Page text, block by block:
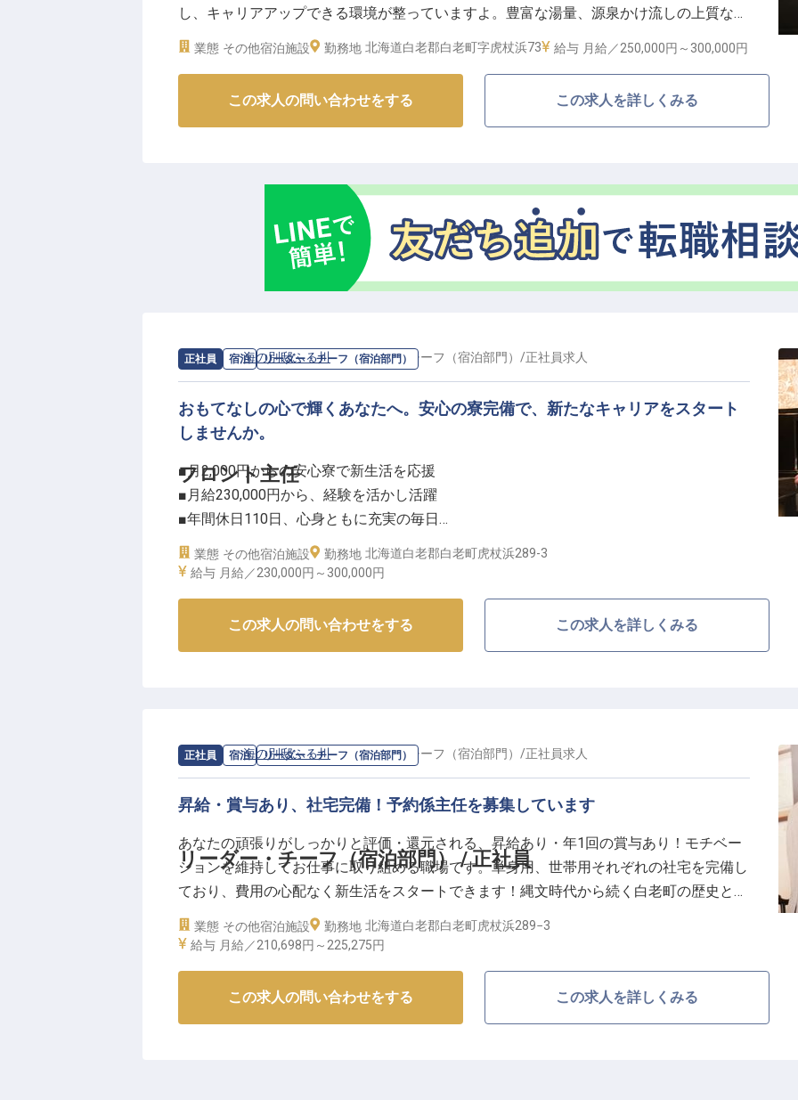
し、キャリアアップできる環境が整っていますよ。豊富な湯量、源泉かけ流しの上質な温
泉が自慢の「虎杖浜温泉ホテル」。美人湯とも呼ばれる天然温泉は、お肌をつるつるに
し、心も体も癒してくれます。経験を活かして、当ホテルで働きませんか？※この求人は
業態 その他宿泊施設 勤務地 北海道白老郡白老町字虎杖浜73 給与 月給／250,000円～ 300,000円
この求人の問い合わせをする この求人を詳しくみる
正社員 宿泊 リーダー・チーフ（宿泊部門）
フロント主任
求人情報：海の別邸ふる川のリーダー・チーフ（宿泊部門） /正社員求人
おもてなしの心で輝くあなたへ。安心の寮完備で、新たなキャリアをスタート
しませんか。
■月2,000円からの安心寮で新生活を応援
■月給230,000円から、経験を活かし活躍
■年間休日110日、心身ともに充実の毎日
■おもてなしの心を育む、主任として成長
お客様にとって忘れられないひとときを創造するため、私たちは日々心を込めておもてな
ます。
お客様の心に残る感動を一緒に創り上げていきましょう。
当施設では、スタッフが安心して長く働ける環境を大切にしています。
月2,000円から利用できる寮を完備しており、新しい土地での生活もスムーズにスタート
できます。
社会保険完備はもちろん、育児・介護休業制度や資格取得補助制度も充実。
主任として、食事処のサービス管理や社員教育を通じて、マネジメントスキルを磨き、キ
ャリアアップを目指せる環境です。
年間休日110日でプライベートも充実させながら、おもてなしのプロとして成長しません
か。
業態 その他宿泊施設 勤務地 北海道白老郡白老町虎杖浜289-3
給与 月給／230,000円～ 300,000円
この求人の問い合わせをする この求人を詳しくみる
正社員 宿泊 リーダー・チーフ（宿泊部門）
リーダー・チーフ（宿泊部門） / 正社員
求人情報：海の別邸ふる川のリーダー・チーフ（宿泊部門） /正社員求人
昇給・賞与あり、社宅完備！予約係主任を募集しています
あなたの頑張りがしっかりと評価・還元される、昇給あり・年1回の賞与あり！モチベー
ションを維持してお仕事に取り組める職場です。単身用、世帯用それぞれの社宅を完備し
ており、費用の心配なく新生活をスタートできます！縄文時代から続く白老町の歴史と北
海道の大自然を体験できる「海の別邸ふる川」は、いつ訪れても驚きや発見を感じられる
ような宿を目指し、スタッフひとり一人がサービスの改善に取り組んでいます。※この求
業態 その他宿泊施設 勤務地 北海道白老郡白老町虎杖浜289−3
給与 月給／210,698円～ 225,275円
この求人の問い合わせをする この求人を詳しくみる